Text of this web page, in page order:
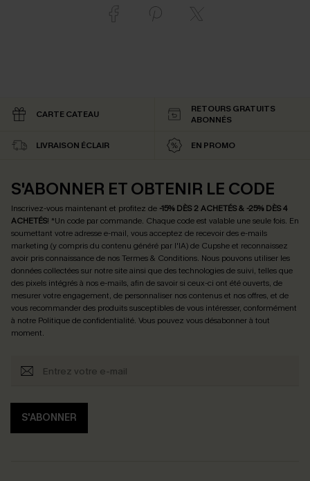
CARTE CATEAU
RETOURS GRATUITS
ABONNÉS
LIVRAISON ÉCLAIR EN PROMO
S'ABONNER ET OBTENIR LE CODE
Inscrivez-vous maintenant et profitez de -15% DÈS 2 ACHETÉS & -25% DÈS 4
ACHETÉS! *Un code par commande. Chaque code est valable une seule fois. En
soumettant votre adresse e-mail, vous acceptez de recevoir des e-mails
marketing (y compris du contenu généré par l'IA) de Cupshe et reconnaissez
avoir pris connaissance de nosTermes & Conditions. Nous pouvons utiliser les
données collectées sur notre site ainsi que des technologies de suivi, telles que
des pixels intégrés à nos e-mails, afin de savoir si ceux-ci ont été ouverts, de
mesurer votre engagement, de personnaliser nos contenus et nos offres, et de
vous recommander des produits susceptibles de vous intéresser, conformément
à notre Politique de confidentialité. Vous pouvez vous désabonner à tout
moment.
S'ABONNER